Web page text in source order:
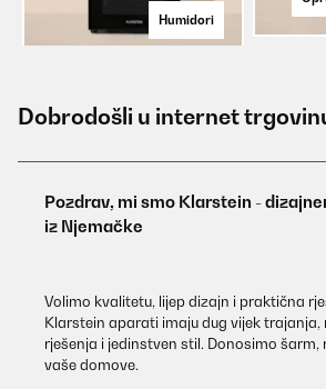
Humidori
Dobrodošli u internet
Volimo kvalitetu, lijep dizajn i praktična
Klarstein aparati imaju dug vijek
rješenja i jedinstven stil. Donosimo šarm,
vaše domove.